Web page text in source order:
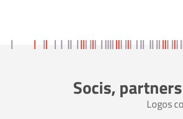
Socis,
Logos